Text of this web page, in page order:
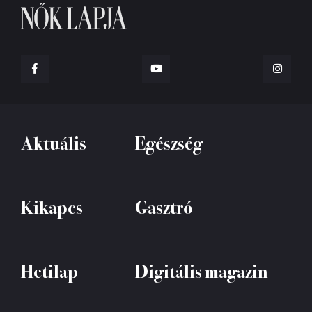
Aktuális Egészség
Kikapcs Gasztró
Hetilap Digitális magazin